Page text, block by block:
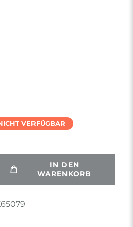
VERFÜGBAR
IN DEN
WARENKORB